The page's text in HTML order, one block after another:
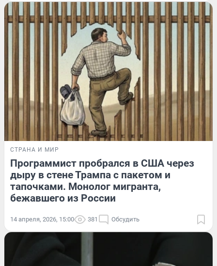
СТРАНА И МИР
Программист пробрался в США через
дыру в стене Трампа с пакетом и
тапочками. Монолог мигранта,
бежавшего из России
14 апреля, 2026, 15:00 381 Обсудить